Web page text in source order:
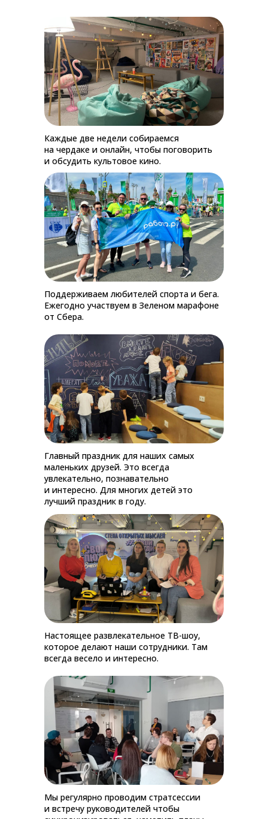
Каждые две недели собираемся
на чердаке и онлайн, чтобы поговорить
и обсудить культовое кино.
Поддерживаем любителей спорта и бега.
Ежегодно участвуем в Зеленом марафоне
от Сбера.
Главный праздник для наших самых
маленьких друзей. Это всегда
увлекательно, познавательно
и интересно. Для многих детей это
лучший праздник в году.
Настоящее развлекательное ТВ-шоу,
которое делают наши сотрудники. Там
всегда весело и интересно.
Мы регулярно проводим стратсессии
и встречу руководителей чтобы